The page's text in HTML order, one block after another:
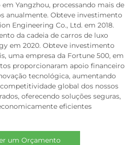
Yangzhou, processando mais de
anualmente. Obteve investimento
Engineering Co., Ltd. em 2018.
da cadeia de carros de luxo
em 2020. Obteve investimento
uma empresa da Fortune 500, em
proporcionaram apoio financeiro
tecnológica, aumentando
global dos nossos
oferecendo soluções seguras,
eficientes
um Orçamento